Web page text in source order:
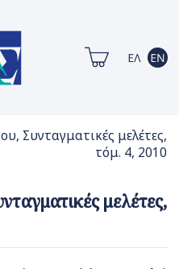
Συνταγματικές μελέτες,
τόμ. 4, 2010
μελέτες,